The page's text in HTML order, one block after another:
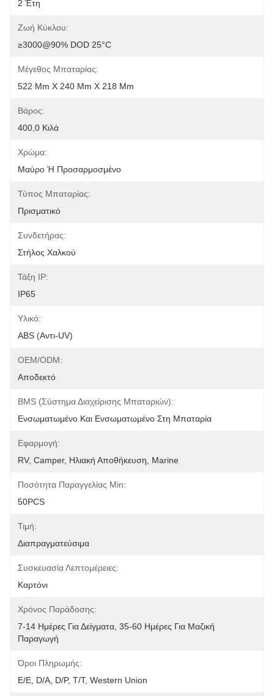
2 Έτη
Ζωή Κύκλου:
≥3000@90% DOD 25°C
Μέγεθος Μπαταρίας:
522 Mm X 240 Mm X 218 Mm
Βάρος:
400,0 Κιλά
Χρώμα:
Μαύρο Ή Προσαρμοσμένο
Τύπος Μπαταρίας:
Πρισματικό
Συνδετήρας:
Στήλος Χαλκού
Τάξη IP:
IP65
Υλικό:
ABS (αντι-UV)
OEM/ODM:
Αποδεκτό
BMS (σύστημα Διαχείρισης Μπαταριών):
Ενσωματωμένο Και Ενσωματωμένο Στη Μπαταρία
Εφαρμογή:
RV, Camper, Ηλιακή Αποθήκευση, Marine
Ποσότητα Παραγγελίας Min:
50PCS
Τιμή:
Διαπραγματεύσιμα
Συσκευασία Λεπτομέρειες:
Καρτόνι
Χρόνος Παράδοσης:
7-14 Ημέρες Για Δείγματα, 35-60 Ημέρες Για Μαζική
Παραγωγή
Όροι Πληρωμής:
Ε/Ε, D/A, D/P, T/T, Western Union